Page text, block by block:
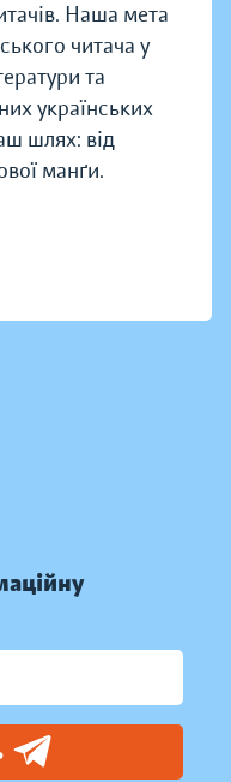
Наша мета
читача у
та
українських
шлях: від
манґи.